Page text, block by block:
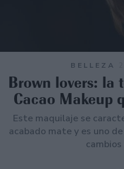
BELLEZA
Brown lovers: la
Cacao Makeup
Este maquilaje se
acabado mate y es uno